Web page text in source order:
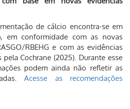
de cálcio encontra-se em
em conformidade com as novas
RBEHG e com as evidências
Cochrane (2025). Durante esse
podem ainda não refletir as
Acesse as recomendações